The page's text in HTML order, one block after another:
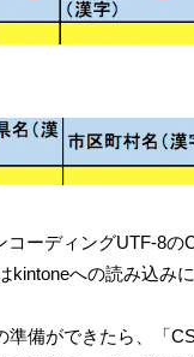
ーディングUTF-8の
kintoneへの読み込み
準備ができたら、「